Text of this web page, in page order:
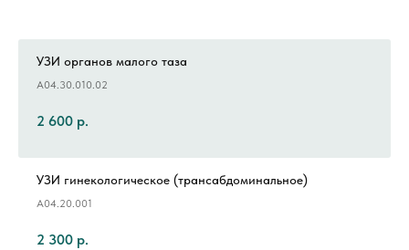
УЗИ органов малого таза
A04.30.010.02
2 600 р.
УЗИ гинекологическое (трансабдоминальное)
A04.20.001
2 300 р.